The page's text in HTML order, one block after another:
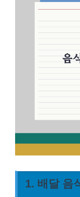
1. 배달 음